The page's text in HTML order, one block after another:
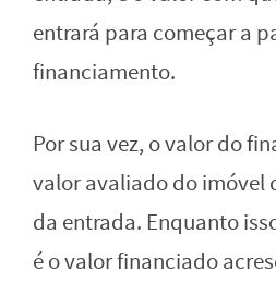
entrará para começar a
financiamento.
Por sua vez, o valor do
valor avaliado do imóvel
da entrada. Enquanto
é o valor financiado